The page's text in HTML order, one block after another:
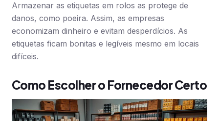
Armazenar as etiquetas em rolos as protege de
danos, como poeira. Assim, as empresas
economizam dinheiro e evitam desperdícios. As
etiquetas ficam bonitas e legíveis mesmo em locais
difíceis.
Como Escolher o Fornecedor Certo